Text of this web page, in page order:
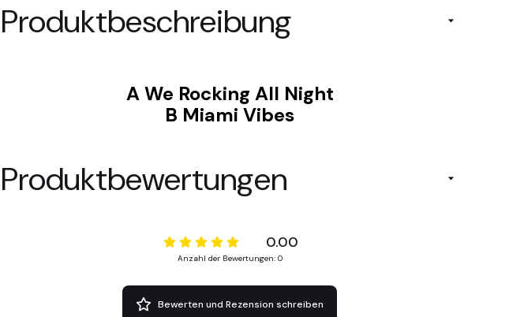
Produktbeschreibung
A We Rocking All Night
B Miami Vibes
Produktbewertungen
0.00
Anzahl der Bewertungen: 0
Bewerten und Rezension schreiben